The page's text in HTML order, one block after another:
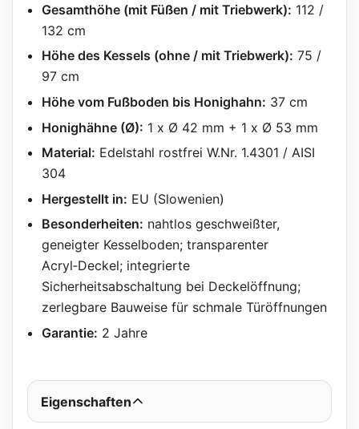
Gesamthöhe (mit Füßen / mit Triebwerk): 112 /
132 cm
Höhe des Kessels (ohne / mit Triebwerk): 75 /
97 cm
Höhe vom Fußboden bis Honighahn: 37 cm
Honighähne (Ø): 1 x Ø 42 mm + 1 x Ø 53 mm
Material: Edelstahl rostfrei W.Nr. 1.4301 / AISI
304
Hergestellt in: EU (Slowenien)
Besonderheiten: nahtlos geschweißter,
geneigter Kesselboden; transparenter
Acryl‑Deckel; integrierte
Sicherheitsabschaltung bei Deckelöffnung;
zerlegbare Bauweise für schmale Türöffnungen
Garantie: 2 Jahre
Eigenschaften